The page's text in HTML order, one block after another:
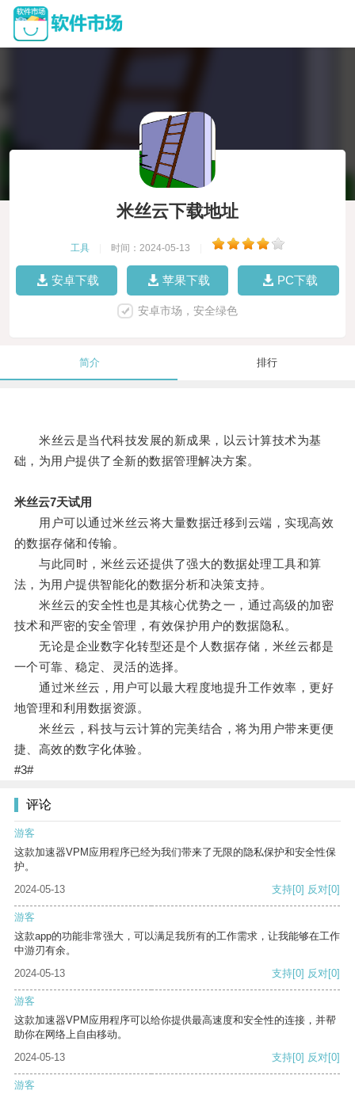
米丝云下载地址
工具 时间：2024-05-13
安卓下载 苹果下载 PC下载
安卓市场，安全绿色
简介 排行
米丝云是当代科技发展的新成果，以云计算技术为基
础，为用户提供了全新的数据管理解决方案。
米丝云7天试用
用户可以通过米丝云将大量数据迁移到云端，实现高效
的数据存储和传输。
与此同时，米丝云还提供了强大的数据处理工具和算
法，为用户提供智能化的数据分析和决策支持。
米丝云的安全性也是其核心优势之一，通过高级的加密
技术和严密的安全管理，有效保护用户的数据隐私。
无论是企业数字化转型还是个人数据存储，米丝云都是
一个可靠、稳定、灵活的选择。
通过米丝云，用户可以最大程度地提升工作效率，更好
地管理和利用数据资源。
米丝云，科技与云计算的完美结合，将为用户带来更便
捷、高效的数字化体验。
#3#
评论
游客
这款加速器VPM应用程序已经为我们带来了无限的隐私保护和安全性保
护。
2024-05-13
支持[0] 反对[0]
游客
这款app的功能非常强大，可以满足我所有的工作需求，让我能够在工作
中游刃有余。
2024-05-13
支持[0] 反对[0]
游客
这款加速器VPM应用程序可以给你提供最高速度和安全性的连接，并帮
助你在网络上自由移动。
2024-05-13
支持[0] 反对[0]
游客